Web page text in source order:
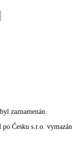
zaznamenán.
Česku s.r.o. vymazán